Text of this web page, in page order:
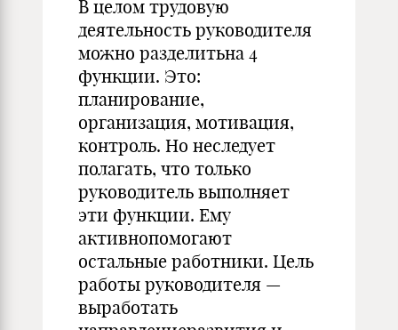
В целом трудовую
деятельность руководителя
можно разделитьна 4
функции. Это:
планирование,
организация, мотивация,
контроль. Но неследует
полагать, что только
руководитель выполняет
эти функции. Ему
активнопомогают
остальные работники. Цель
работы руководителя —
выработать